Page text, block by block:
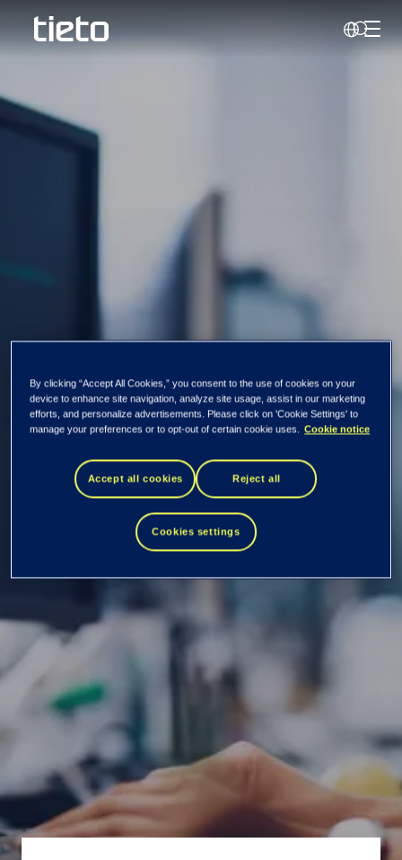
Haku
Analyytikot
Tietoja analyytikoista ja viimeisimmät
By clicking “Accept All Cookies,” you consent to the use of cookies on your
device to enhance site navigation, analyze site usage, assist in our marketing
efforts, and personalize advertisements. Please click on 'Cookie Settings' to
manage your preferences or to opt-out of certain cookie uses. Cookie notice
Accept all cookies Reject all
Cookies settings